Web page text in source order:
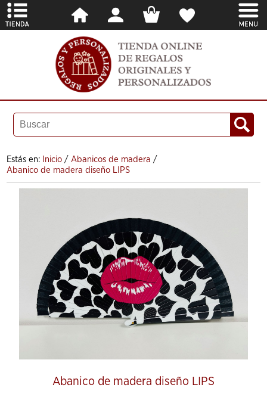
Estás en: Inicio / Abanicos de madera /
Abanico de madera diseño LIPS
Abanico de madera diseño LIPS